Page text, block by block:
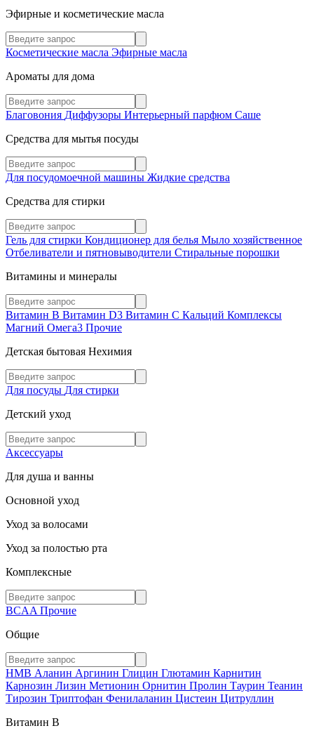
Эфирные и косметические масла
Косметические масла Эфирные масла
Ароматы для дома
Благовония Диффузоры Интерьерный парфюм Саше
Средства для мытья посуды
Для посудомоечной машины Жидкие средства
Средства для стирки
Гель для стирки Кондиционер для белья Мыло хозяйственное
Отбеливатели и пятновыводители Стиральные порошки
Витамины и минералы
Витамин В Витамин D3 Витамин С Кальций Комплексы
Магний Омега3 Прочие
Детская бытовая Нехимия
Для посуды Для стирки
Детский уход
Аксессуары
Для душа и ванны
Основной уход
Уход за волосами
Уход за полостью рта
Комплексные
BCAA Прочие
Общие
HMB Аланин Аргинин Глицин Глютамин Карнитин
Карнозин Лизин Метионин Орнитин Пролин Таурин Теанин
Тирозин Триптофан Фенилаланин Цистеин Цитруллин
Витамин В